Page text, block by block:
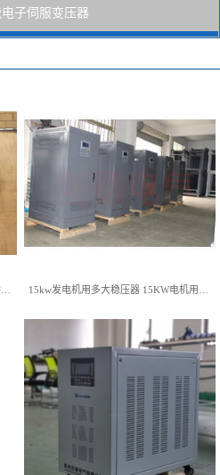
子伺服变压器
7KW的发电机用多大稳压器
7kw电机稳压器厂家
单相0.75kw电机用多大稳压器
查看详情